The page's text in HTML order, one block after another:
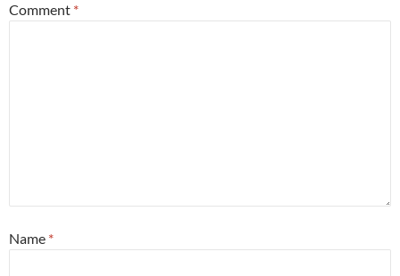
Comment *
Name *